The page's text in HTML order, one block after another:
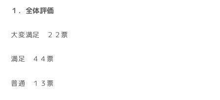
１．全体評価
大変満足 ２２票
満足 ４４票
普通 １３票